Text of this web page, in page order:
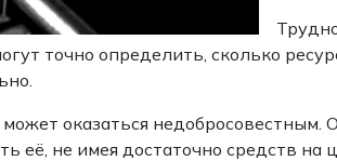
точно определить, сколько
оказаться
её, не имея достаточно средств